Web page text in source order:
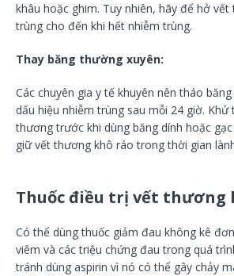
khâu hoặc ghim. Tuy nhiên, hãy để hở
trùng cho đến khi hết nhiễm trùng.
Thay băng thường xuyên:
Các chuyên gia y tế khuyên nên tháo
dấu hiệu nhiễm trùng sau mỗi 24 giờ. Khử
thương trước khi dùng băng dính hoặc
giữ vết thương khô ráo trong thời gian
Thuốc điều trị vết thương
Có thể dùng thuốc giảm đau không kê
viêm và các triệu chứng đau trong quá
tránh dùng aspirin vì nó có thể gây chảy